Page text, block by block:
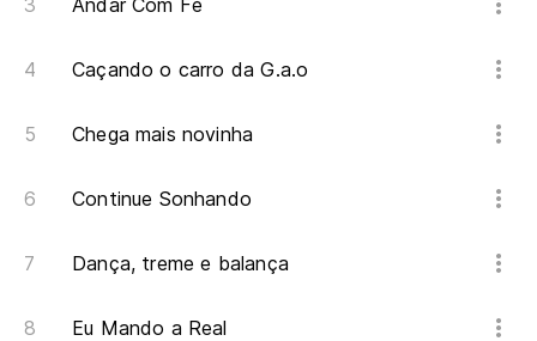
Andar Com Fé
Caçando o carro da G.a.o
Chega mais novinha
Continue Sonhando
Dança, treme e balança
Eu Mando a Real